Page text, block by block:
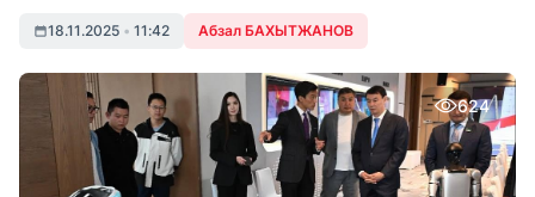
18.11.2025 • 11:42 Абзал БАХЫТЖАНОВ
624